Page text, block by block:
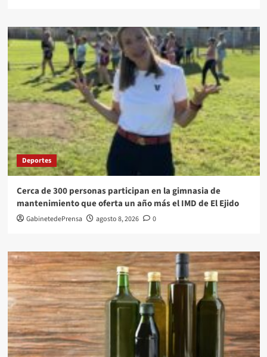
Deportes
Cerca de 300 personas participan en la gimnasia de
mantenimiento que oferta un año más el IMD de El Ejido
GabinetedePrensa agosto 8, 2026 0